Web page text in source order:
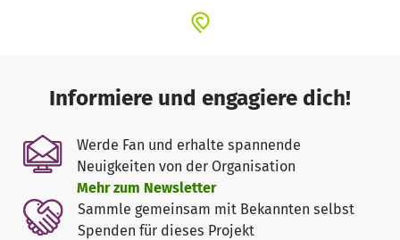
erhalten Solarlampen zum Ersatz von Petroleumlampen.
diese, liefern Sportausstattung und führen Sporttage
- so steigern wir den Teamspirit in den Schulen und
fördern die Gesundheit und das Selbstbewusstsein der
Schüler.
Informiere und engagiere dich!
Werde Fan und erhalte spannende
Neuigkeiten von der Organisation
Mehr zum Newsletter
Sammle gemeinsam mit Bekannten selbst
Spenden für dieses Projekt